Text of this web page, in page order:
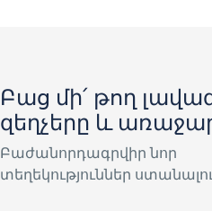
Բաց մի՛ թող
զեղչերը և
Բաժանորդագրվիր նոր
տեղեկություններ